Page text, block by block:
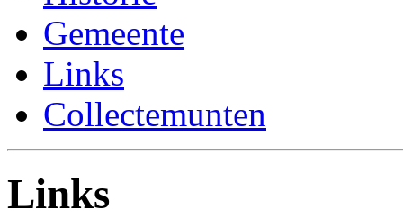
Gemeente
Links
Collectemunten
Links